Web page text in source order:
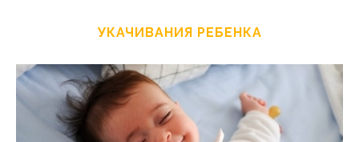
УКАЧИВАНИЯ РЕБЕНКА